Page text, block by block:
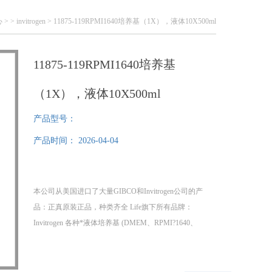
> > invitrogen > 11875-119RPMI1640培养基（1X），液体10X500ml
11875-119RPMI1640培养基
（1X），液体10X500ml
产品型号：
产品时间： 2026-04-04
本公司从美国进口了大量GIBCO和Invitrogen公司的产
品：正真原装正品，种类齐全 Life旗下所有品牌：
Invitrogen 各种*液体培养基 (DMEM、RPMI?1640、